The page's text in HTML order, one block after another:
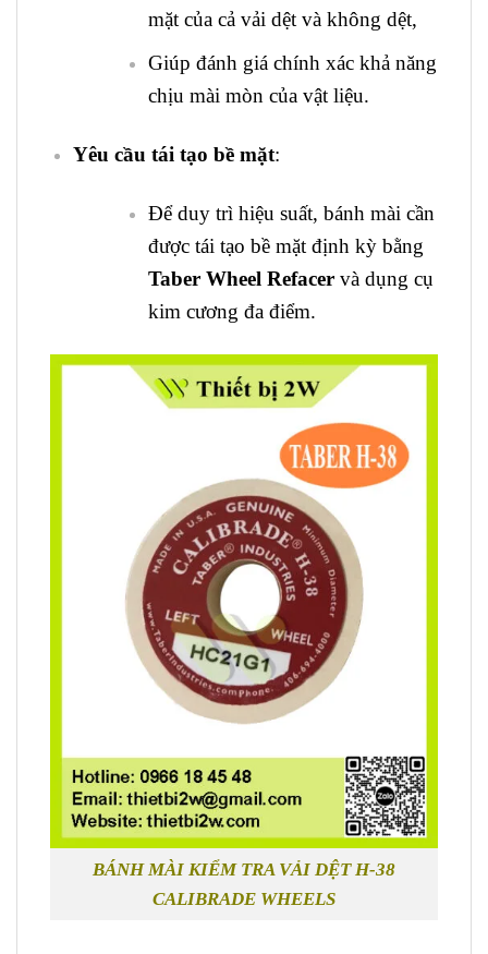
mặt của cả vải dệt và không dệt,
Giúp đánh giá chính xác khả năng
chịu mài mòn của vật liệu.
Yêu cầu tái tạo bề mặt:
Để duy trì hiệu suất, bánh mài cần
được tái tạo bề mặt định kỳ bằng
Taber Wheel Refacervà dụng cụ
kim cương đa điểm.
BÁNH MÀI KIỂM TRA VẢI DỆT H-38
CALIBRADE WHEELS